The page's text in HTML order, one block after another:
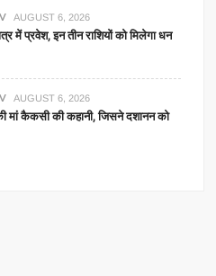
AUGUST 6, 2026
में प्रवेश, इन तीन राशियों को मिलेगा धन
AUGUST 6, 2026
मां कैकसी की कहानी, जिसने दशानन को